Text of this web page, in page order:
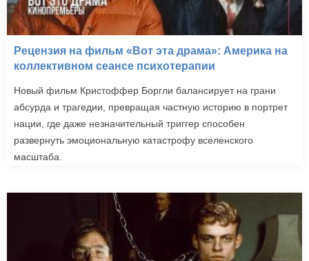
Рецензия на фильм «Вот эта драма»: Америка на
коллективном сеансе психотерапии
Новый фильм Кристоффер Боргли балансирует на грани
абсурда и трагедии, превращая частную историю в портрет
нации, где даже незначительный триггер способен
развернуть эмоциональную катастрофу вселенского
масштаба.